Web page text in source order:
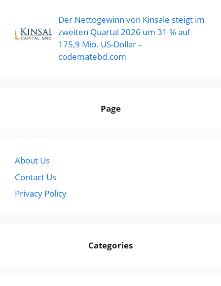
Der Nettogewinn von Kinsale steigt im
zweiten Quartal 2026 um 31 % auf
175,9 Mio. US-Dollar –
codematebd.com
Page
About Us
Contact Us
Privacy Policy
Categories